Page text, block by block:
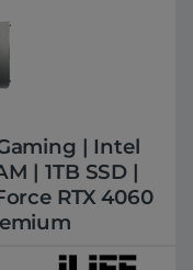
| Intel
| 1TB SSD |
RTX 4060